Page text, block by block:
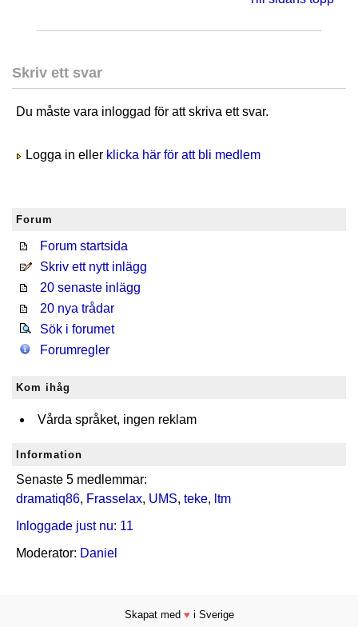
Skriv ett svar
Du måste vara inloggad för att skriva ett svar.
Logga in eller klicka här för att bli medlem
Forum
Forum startsida
Skriv ett nytt inlägg
20 senaste inlägg
20 nya trådar
Sök i forumet
Forumregler
Kom ihåg
Vårda språket, ingen reklam
Information
Senaste 5 medlemmar:
dramatiq86, Frasselax, UMS, teke, ltm
Inloggade just nu: 11
Moderator: Daniel
Skapat med ♥ i Sverige